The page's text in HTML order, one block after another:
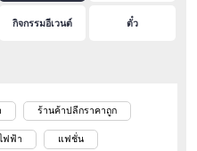
กิจกรรมอีเวนต์ ตั๋ว
ร้านค้าปลีกราคาถูก
ฟฟ้า แฟชั่น